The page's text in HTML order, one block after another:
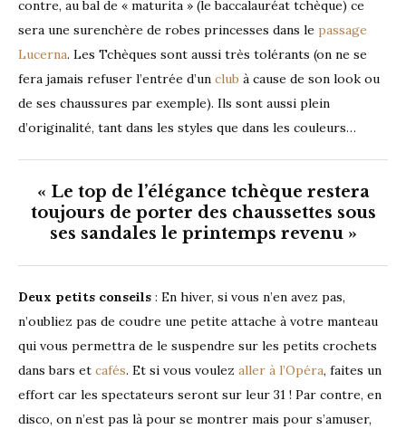
contre, au bal de « maturita » (le baccalauréat tchèque) ce
sera une surenchère de robes princesses dans le passage
Lucerna. Les Tchèques sont aussi très tolérants (on ne se
fera jamais refuser l’entrée d’un club à cause de son look ou
de ses chaussures par exemple). Ils sont aussi plein
d’originalité, tant dans les styles que dans les couleurs…
« Le top de l’élégance tchèque restera
toujours de porter des chaussettes sous
ses sandales le printemps revenu »
Deux petits conseils : En hiver, si vous n’en avez pas,
n’oubliez pas de coudre une petite attache à votre manteau
qui vous permettra de le suspendre sur les petits crochets
dans bars et cafés. Et si vous voulez aller à l’Opéra, faites un
effort car les spectateurs seront sur leur 31 ! Par contre, en
disco, on n’est pas là pour se montrer mais pour s’amuser,